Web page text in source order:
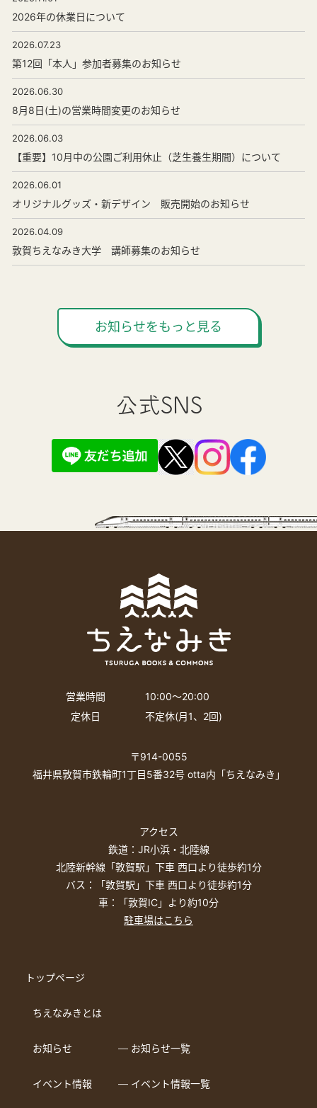
2026年の休業日について
2026.07.23
第12回「本人」参加者募集のお知らせ
2026.06.30
8月8日(土)の営業時間変更のお知らせ
2026.06.03
【重要】10月中の公園ご利用休止（芝生養生期間）について
2026.06.01
オリジナルグッズ・新デザイン 販売開始のお知らせ
2026.04.09
敦賀ちえなみき大学 講師募集のお知らせ
お知らせをもっと見る
公式SNS
営業時間
10:00〜20:00
定休日
不定休(月1、2回)
〒914-0055
福井県敦賀市鉄輪町1丁目5番32号 otta内「ちえなみき」
アクセス
鉄道：JR小浜・北陸線
北陸新幹線「敦賀駅」下車 西口より徒歩約1分
バス：「敦賀駅」下車 西口より徒歩約1分
車：「敦賀IC」より約10分
駐車場はこちら
トップページ
ちえなみきとは
お知らせ ― お知らせ一覧
イベント情報 ― イベント情報一覧